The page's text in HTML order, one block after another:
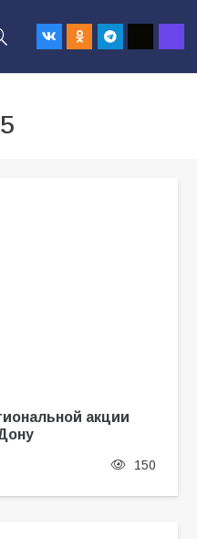
акции
150